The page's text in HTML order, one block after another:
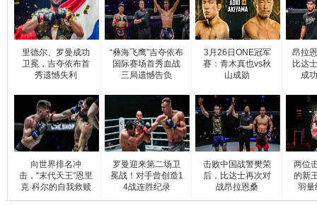
里德尔、罗曼成功
卫冕，吉夺依布首
秀遗憾失利
“彝海飞鹰”吉夺依布
国际赛场首秀血战
三局遗憾告负
3月26日ONE冠军
赛：青木真也vs秋
山成勋
昂拉
比达
成
向世界排名冲
击，“末代天王”恩里
克·科尔的自我救赎
罗曼迎来第二场卫
冕战！对手曾创造1
4战连胜纪录
击败中国战警樊荣
后，比达士再次对
战昂拉恩桑
两位
的新
羽量